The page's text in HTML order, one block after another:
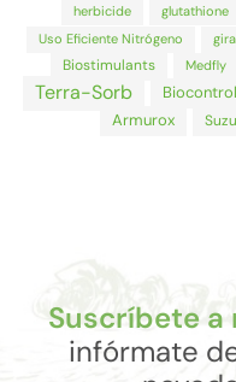
herbicide glutathione
Uso Eficiente Nitrógeno
Biostimulants
Medfly
Terra-Sorb Biocontrol
Armurox
Suscríbete
infórmate